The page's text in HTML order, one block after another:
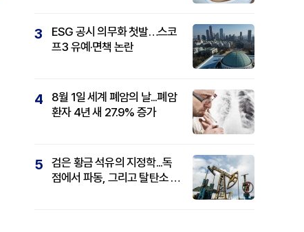
3
ESG 공시 의무화 첫발…스코
프3 유예·면책 논란
4
8월 1일 세계 폐암의 날...폐암
환자 4년 새 27.9% 증가
5
검은 황금 석유의 지정학...독
점에서 파동, 그리고 탈탄소 패